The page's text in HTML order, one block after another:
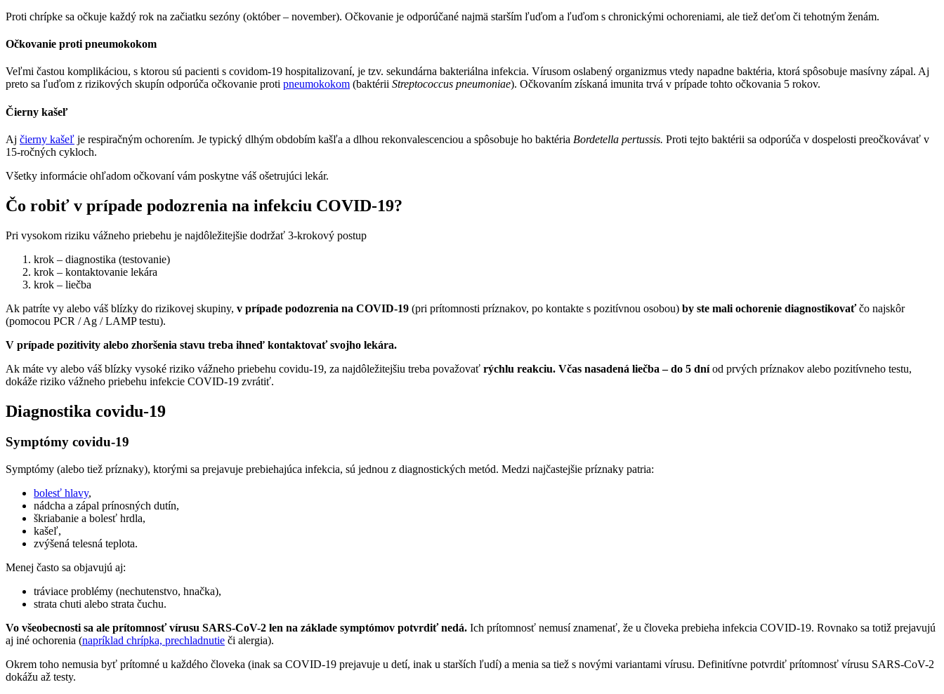
Proti chrípke sa očkuje každý rok na začiatku sezóny (október – november). Očkovanie je odporúčané najmä starším ľuďom a ľuďom s chronickými ochoreniami, ale tiež deťom či tehotným ženám.
Očkovanie proti pneumokokom
Veľmi častou komplikáciou, s ktorou sú pacienti s covidom-19 hospitalizovaní, je tzv. sekundárna bakteriálna infekcia. Vírusom oslabený organizmus vtedy napadne baktéria, ktorá spôsobuje masívny zápal. Aj
preto sa ľuďom z rizikových skupín odporúča očkovanie proti pneumokokom (baktérii Streptococcus pneumoniae). Očkovaním získaná imunita trvá v prípade tohto očkovania 5 rokov.
Čierny kašeľ
Aj čierny kašeľ je respiračným ochorením. Je typický dlhým obdobím kašľa a dlhou rekonvalescenciou a spôsobuje ho baktéria Bordetella pertussis. Proti tejto baktérii sa odporúča v dospelosti preočkovávať v
15-ročných cykloch.
Všetky informácie ohľadom očkovaní vám poskytne váš ošetrujúci lekár.
Čo robiť v prípade podozrenia na infekciu COVID-19?
Pri vysokom riziku vážneho priebehu je najdôležitejšie dodržať 3-krokový postup
krok – diagnostika (testovanie)
krok – kontaktovanie lekára
krok – liečba
Ak patríte vy alebo váš blízky do rizikovej skupiny, v prípade podozrenia na COVID-19 (pri prítomnosti príznakov, po kontakte s pozitívnou osobou) by ste mali ochorenie diagnostikovaťčo najskôr
(pomocou PCR / Ag / LAMP testu).
V prípade pozitivity alebo zhoršenia stavu treba ihneď kontaktovať svojho lekára.
Ak máte vy alebo váš blízky vysoké riziko vážneho priebehu covidu-19, za najdôležitejšiu treba považovať rýchlu reakciu. Včas nasadená liečba – do 5 dníod prvých príznakov alebo pozitívneho testu,
dokáže riziko vážneho priebehu infekcie COVID-19 zvrátiť.
Diagnostika covidu-19
Symptómy covidu-19
Symptómy (alebo tiež príznaky), ktorými sa prejavuje prebiehajúca infekcia, sú jednou z diagnostických metód. Medzi najčastejšie príznaky patria:
bolesť hlavy,
nádcha a zápal prínosných dutín,
škriabanie a bolesť hrdla,
kašeľ,
zvýšená telesná teplota.
Menej často sa objavujú aj:
tráviace problémy (nechutenstvo, hnačka),
strata chuti alebo strata čuchu.
Vo všeobecnosti sa ale prítomnosť vírusu SARS-CoV-2 len na základe symptómov potvrdiť nedá. Ich prítomnosť nemusí znamenať, že u človeka prebieha infekcia COVID-19. Rovnako sa totiž prejavujú
aj iné ochorenia (napríklad chrípka, prechladnutie či alergia).
Okrem toho nemusia byť prítomné u každého človeka (inak sa COVID-19 prejavuje u detí, inak u starších ľudí) a menia sa tiež s novými variantami vírusu. Definitívne potvrdiť prítomnosť vírusu SARS-CoV-2
dokážu až testy.